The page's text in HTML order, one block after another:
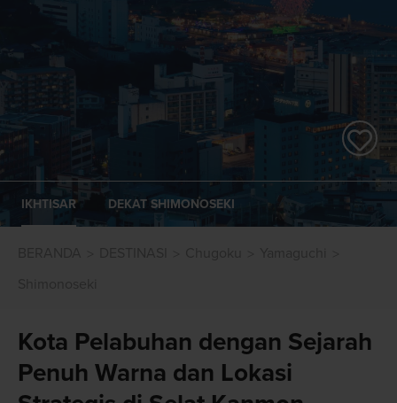
IKHTISAR DEKAT SHIMONOSEKI
Kota Pelabuhan dengan Sejarah
Penuh Warna dan Lokasi